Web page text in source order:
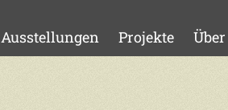
Ausstellungen Projekte